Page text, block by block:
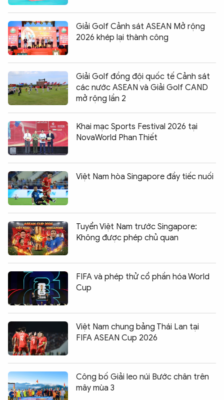
Giải Golf Cảnh sát ASEAN Mở rộng
2026 khép lại thành công
Giải Golf đồng đội quốc tế Cảnh sát
các nước ASEAN và Giải Golf CAND
mở rộng lần 2
Khai mạc Sports Festival 2026 tại
NovaWorld Phan Thiết
Việt Nam hòa Singapore đầy tiếc nuối
Tuyển Việt Nam trước Singapore:
Không được phép chủ quan
FIFA và phép thử cổ phần hóa World
Cup
Việt Nam chung bảng Thái Lan tại
FIFA ASEAN Cup 2026
Công bố Giải leo núi Bước chân trên
mây mùa 3